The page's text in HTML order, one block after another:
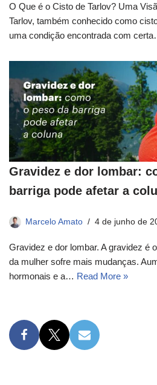
O Que é o Cisto de Tarlov? Uma
Tarlov, também conhecido como
uma condição encontrada com
Gravidez e dor lombar:
barriga pode afetar a
Marcelo Amato 4 de junho de
Gravidez e dor lombar. A gravidez é
da mulher sofre mais mudanças.
hormonais e a… Read More »